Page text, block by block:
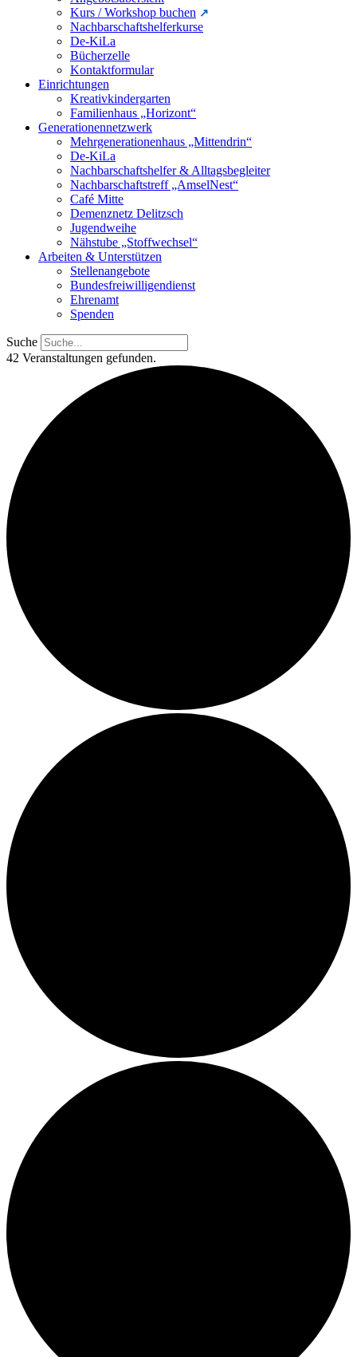
Kurs / Workshop buchen
Nachbarschaftshelferkurse
De-KiLa
Bücherzelle
Kontaktformular
Einrichtungen
Kreativkindergarten
Familienhaus „Horizont“
Generationennetzwerk
Mehrgenerationenhaus „Mittendrin“
De-KiLa
Nachbarschaftshelfer & Alltagsbegleiter
Nachbarschaftstreff „AmselNest“
Café Mitte
Demenznetz Delitzsch
Jugendweihe
Nähstube „Stoffwechsel“
Arbeiten & Unterstützen
Stellenangebote
Bundesfreiwilligendienst
Ehrenamt
Spenden
Suche
42 Veranstaltungen gefunden.